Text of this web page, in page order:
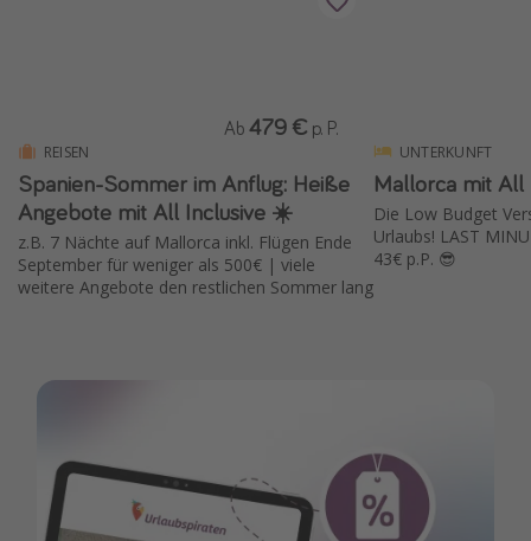
Hotels am Achensee
Weitere Themen
Reise Journal
Travel Know How
Silvesterreisen
REISEN
Spanien-Sommer im Anflug: Heiße
Angebote mit All Inclusive ☀️
z.B. 7 Nächte auf Mallorca inkl. Flügen Ende
September für weniger als 500€ | viele
weitere Angebote den restlichen Sommer lang
Ab 479 € p. P.
UNTERKUNFT
Mallorca mit All
Die Low Budget
Urlaubs! LAST
43€ p.P. 😎